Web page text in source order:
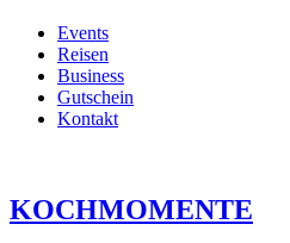
Events
Reisen
Business
Gutschein
Kontakt
KOCHMOMENTE